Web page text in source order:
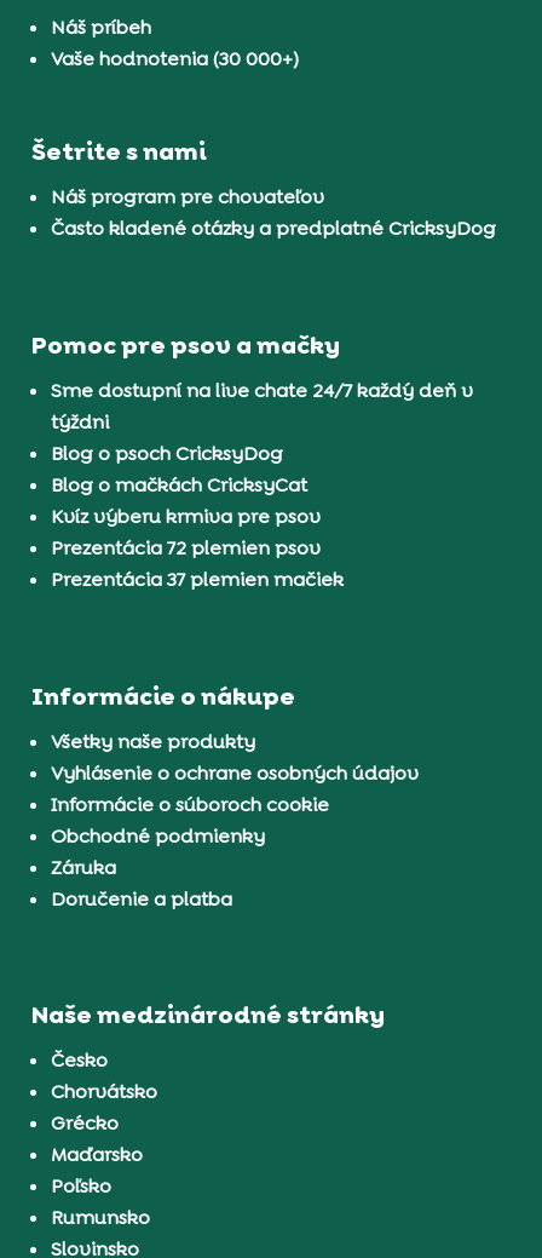
Náš príbeh
Vaše hodnotenia (30 000+)
Šetrite s nami
Náš program pre chovateľov
Často kladené otázky a predplatné CricksyDog
Pomoc pre psov a mačky
Sme dostupní na live chate 24/7 každý deň v
týždni
Blog o psoch CricksyDog
Blog o mačkách CricksyCat
Kvíz výberu krmiva pre psov
Prezentácia 72 plemien psov
Prezentácia 37 plemien mačiek
Informácie o nákupe
Všetky naše produkty
Vyhlásenie o ochrane osobných údajov
Informácie o súboroch cookie
Obchodné podmienky
Záruka
Doručenie a platba
Naše medzinárodné stránky
Česko
Chorvátsko
Grécko
Maďarsko
Poľsko
Rumunsko
Slovinsko